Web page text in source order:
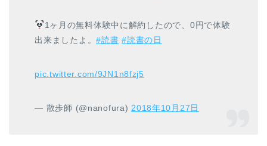
1ヶ月の無料体験中に解約したので、0円で体験
出来ましたよ。#読書 #読書の日
pic.twitter.com/9JN1n8fzj5
— 散歩師 (@nanofura)2018年10月27日